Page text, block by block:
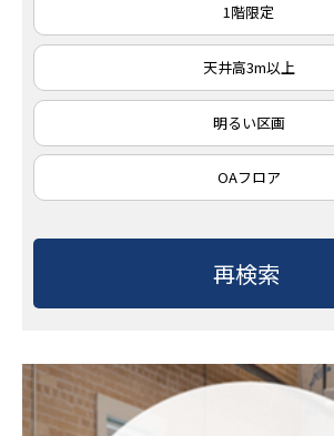
1階限定
天井高3m以上
明るい区画
OAフロア